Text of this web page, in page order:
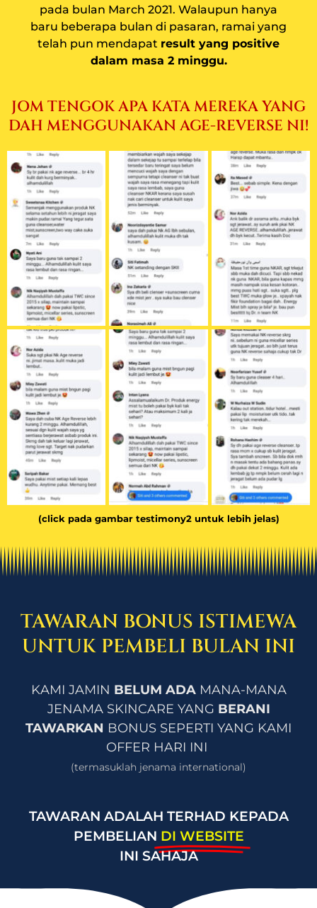
pada bulan March 2021. Walaupun hanya
baru beberapa bulan di pasaran, ramai yang
telah pun mendapat result yang positive
dalam masa 2 minggu.
JOM TENGOK APA KATA MEREKA YANG
DAH MENGGUNAKAN AGE-REVERSE NI!
(click pada gambar testimony2 untuk lebih jelas)
TAWARAN BONUS ISTIMEWA
UNTUK PEMBELI BULAN INI
KAMI JAMIN BELUM ADAMANA-MANA
JENAMA SKINCARE YANG BERANI
TAWARKAN BONUS SEPERTI YANG KAMI
OFFER HARI INI
(termasuklah jenama international)
TAWARAN ADALAH TERHAD KEPADA
PEMBELIAN DI WEBSITE
INI SAHAJA